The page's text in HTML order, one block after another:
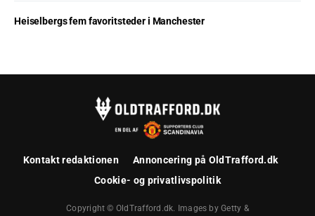
Heiselbergs fem favoritsteder i Manchester
Kontakt redaktionen
Annoncering på OldTrafford.dk
Cookie- og privatlivspolitik
Copyright © OldTrafford.dk. Images by Getty &